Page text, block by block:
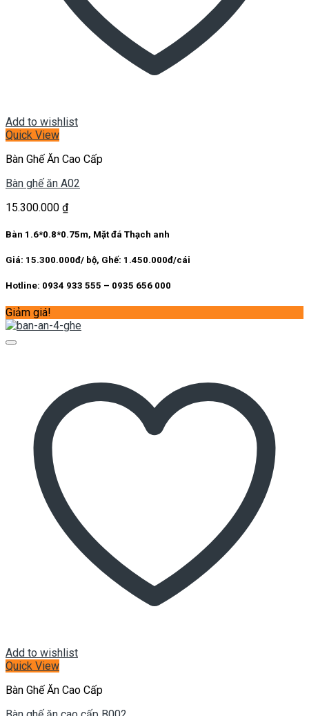
Add to wishlist
Quick View
Bàn Ghế Ăn Cao Cấp
Bàn ghế ăn A02
15.300.000 ₫
Bàn 1.6*0.8*0.75m, Mặt đá Thạch anh
Giá: 15.300.000đ/ bộ, Ghế: 1.450.000đ/cái
Hotline: 0934 933 555 – 0935 656 000
Giảm giá!
Add to wishlist
Quick View
Bàn Ghế Ăn Cao Cấp